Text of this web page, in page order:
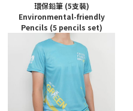
環保鉛筆 (5支裝)
Environmental-friendly
Pencils (5 pencils set)